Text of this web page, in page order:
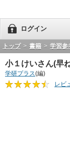
ログイン
トップ > 書籍 > 学習参
小１けいさん(早
学研プラス(編)
レビ